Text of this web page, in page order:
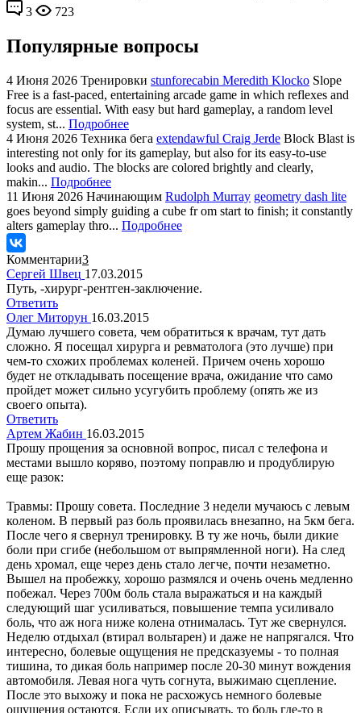
3
723
Популярные вопросы
4 Июня 2026 Тренировки stunforecabin Meredith Klocko Slope
Free is a fast-paced, entertaining arcade game in which reflexes and
focus are essential. With easy but hard gameplay, a random level
system, st... Подробнее
4 Июня 2026 Техника бега extendawful Craig Jerde Block Blast is
interesting not only for its gameplay, but also for its easy-to-use
looks and audio. The blocks are colored brightly and clearly,
makin... Подробнее
11 Июня 2026 Начинающим Rudolph Murray geometry dash lite
goes beyond simply guiding a cube fr om start to finish; it constantly
alters gameplay thro... Подробнее
Комментарии3
Сергей Швец 17.03.2015
Путь, -хирург-рентген-заключение.
Ответить
Олег Миторун 16.03.2015
Думаю лучшего совета, чем обратиться к врачам, тут дать
сложно. Я посещал хирурга и ревматолога (это лучше) при
чем-то схожих проблемах коленей. Причем очень хорошо
будет не откладывать посещение врача, ожидание что само
пройдет может сильно усугубить проблему (опять же из
своего опыта).
Ответить
Артем Жабин 16.03.2015
Прошу прощения за основной вопрос, писал с телефона и
местами вышло коряво, поэтому поправлю и продублирую
еще разок:
Травмы: Прошу совета. Последние 3 недели мучаюсь с левым
коленом. В первый раз боль проявилась внезапно, на 5км бега.
После чего я свернул тренировку. В ту же ночь, были дикие
боли при сгибе (небольшом от выпрямленной ноги). На след
день хромал, еще через день стало легче, почти незаметно.
Вышел на пробежку, хорошо размялся и очень очень медленно
побежал. Через 700м боль стала выражаться и на каждый
следующий шаг усиливаться, повышение темпа усиливало
боль, что аж нога ниже колена отнималась. Тут же свернулся.
Неделю отдыхал (втирал вольтарен) и даже не напрягался. Что
интересно, болевые ощущения не предсказуемы - то полная
тишина, то дикая боль например после 20-30 минут вождения
автомобиля. Левая нога чуть согнута, выжимаю сцепление.
После это выхожу и пока не расхожусь немного болевые
ощущения остаются. Если их описывать, то боль где-то в